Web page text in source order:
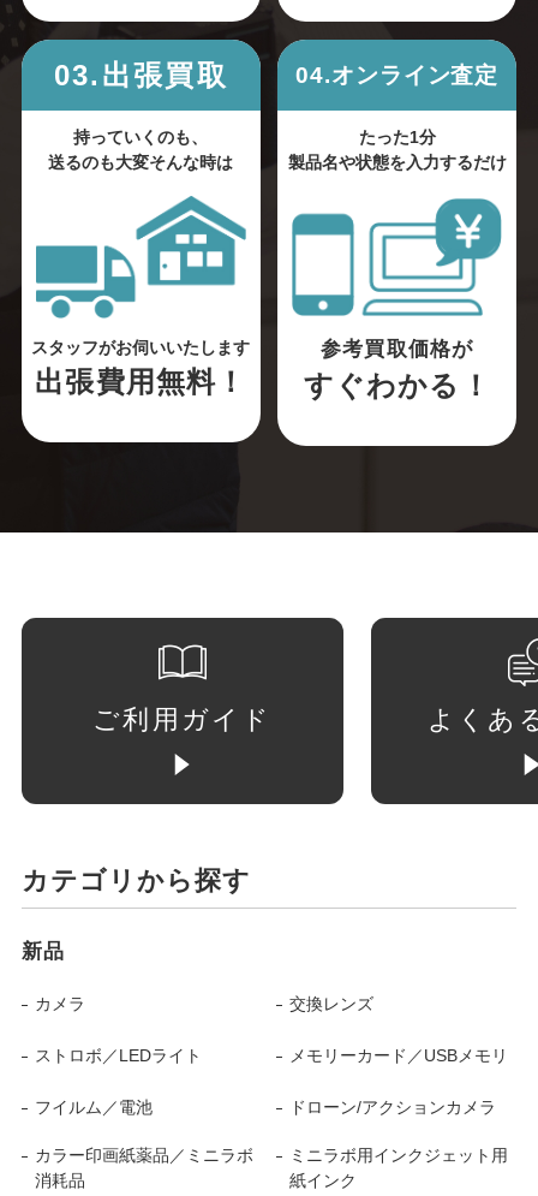
03.出張買取
持っていくのも、
送るのも大変そんな時は
スタッフがお伺いいたします
出張費用無料！
04.オンライン査定
たった1分
製品名や状態を入力するだけ
参考買取価格が
すぐわかる！
ご利用ガイド よくあ
カテゴリから探す
新品
カメラ 交換レンズ
ストロボ／LEDライト メモリーカード／USBメモリ
フイルム／電池 ドローン/アクションカメラ
カラー印画紙薬品／ミニラボ
消耗品
ミニラボ用インクジェット用
紙インク